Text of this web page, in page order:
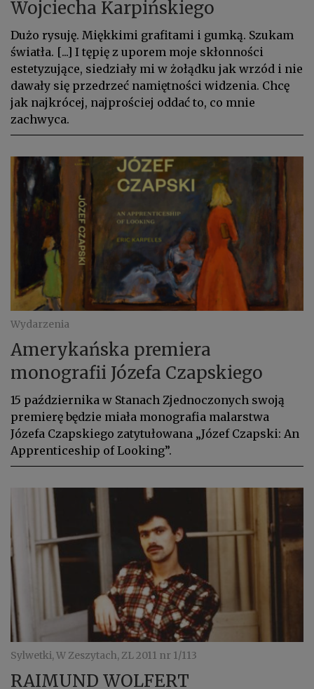
Wojciecha Karpińskiego
Dużo rysuję. Miękkimi grafitami i gumką. Szukam
światła. [...] I tępię z uporem moje skłonności
estetyzujące, siedziały mi w żołądku jak wrzód i nie
dawały się przedrzeć namiętności widzenia. Chcę
jak najkrócej, najprościej oddać to, co mnie
zachwyca.
Wydarzenia
Amerykańska premiera
monografii Józefa Czapskiego
15 października w Stanach Zjednoczonych swoją
premierę będzie miała monografia malarstwa
Józefa Czapskiego zatytułowana „Józef Czapski: An
Apprenticeship of Looking”.
Sylwetki, W Zeszytach, ZL 2011 nr 1/113
RAIMUND WOLFERT